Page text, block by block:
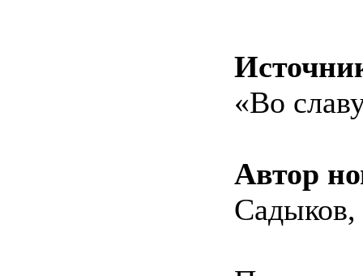
«Во
Автор
Садыков,